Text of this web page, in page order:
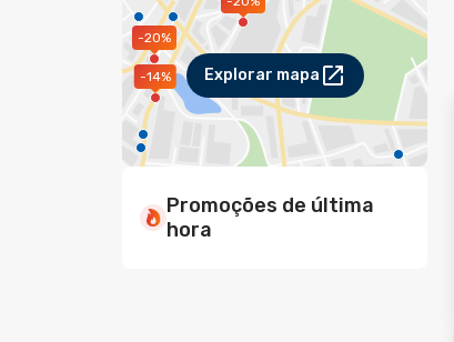
-20%
-14% Explorar mapa
Promoções de última
hora